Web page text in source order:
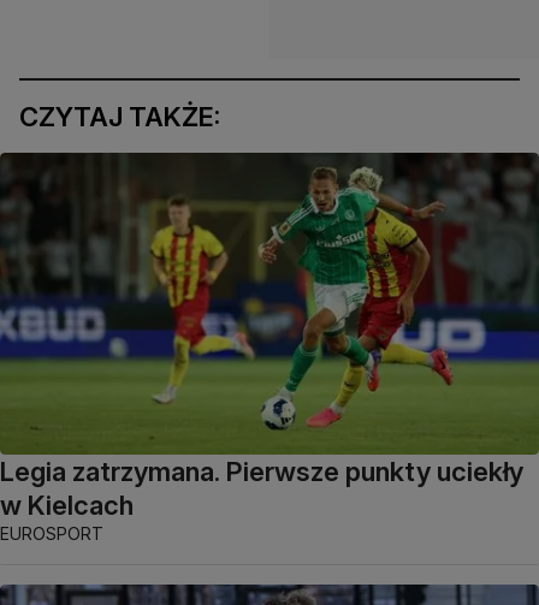
CZYTAJ TAKŻE:
Legia zatrzymana. Pierwsze punkty uciekły
w Kielcach
EUROSPORT